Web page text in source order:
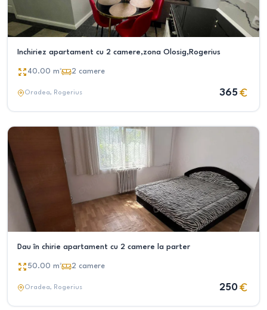
Inchiriez apartament cu 2 camere,zona Olosig,Rogerius
40.00 m² 2 camere
Oradea, Rogerius 365
Dau în chirie apartament cu 2 camere la parter
50.00 m² 2 camere
Oradea, Rogerius 250